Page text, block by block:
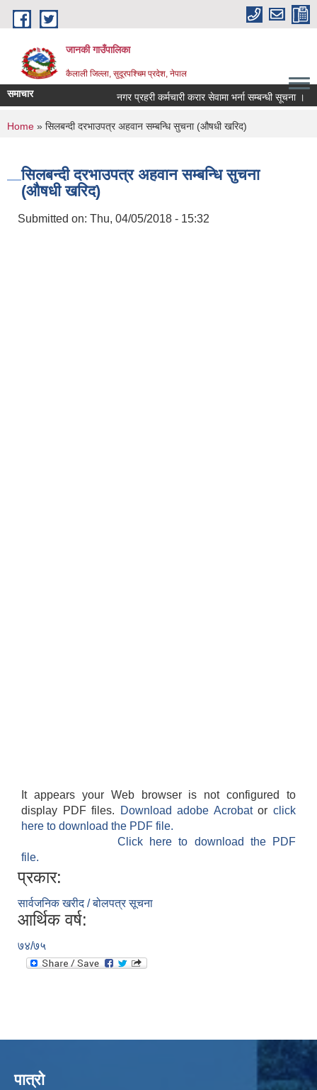
Skip to main content
जानकी गाउँपालिका
कैलाली जिल्ला, सुदूरपश्चिम प्रदेश, नेपाल
समाचार नगर प्रहरी कर्मचारी करार सेवामा भर्ना सम्बन्धी सूचना ।
You are here
Home » सिलबन्दी दरभाउपत्र अहवान सम्बन्धि सुचना (औषधी खरिद)
सिलबन्दी दरभाउपत्र अहवान सम्बन्धि सुचना
(औषधी खरिद)
Submitted on: Thu, 04/05/2018 - 15:32
It appears your Web browser is not configured to
display PDF files.
Download adobe Acrobatorclick
here to download the PDF file.
Click here to download the PDF
file.
प्रकार:
सार्वजनिक खरीद / बोलपत्र सूचना
आर्थिक वर्ष:
७४/७५
पात्रो